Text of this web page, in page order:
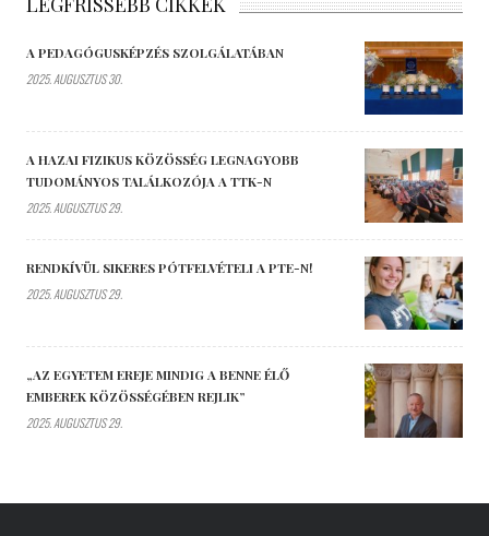
A PEDAGÓGUSKÉPZÉS SZOLGÁLATÁBAN
2025. AUGUSZTUS 30.
A HAZAI FIZIKUS KÖZÖSSÉG LEGNAGYOBB
TUDOMÁNYOS TALÁLKOZÓJA A TTK-N
2025. AUGUSZTUS 29.
RENDKÍVÜL SIKERES PÓTFELVÉTELI A PTE-N!
2025. AUGUSZTUS 29.
„AZ EGYETEM EREJE MINDIG A BENNE ÉLŐ
EMBEREK KÖZÖSSÉGÉBEN REJLIK”
2025. AUGUSZTUS 29.